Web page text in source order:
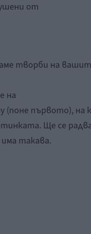
от
творби на
на
първото), на
Ще се
такава.